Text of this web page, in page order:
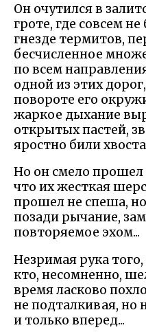
Он очутился в
гроте, где совсем
гнезде термитов,
бесчисленное
по всем
одной из этих
повороте его
жаркое дыхание
открытых пастей,
яростно били
Но он смело прошел
что их жесткая
прошел не спеша,
позади рычание,
повторяемое эхом...
Незримая рука
кто, несомненно,
время ласково
не подталкивая, но
и только вперед...